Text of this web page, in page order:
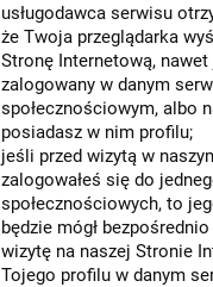
usługodawca serwisu
że Twoja przeglądarka
Stronę Internetową,
zalogowany w danym
społecznościowym, albo
posiadasz w nim profilu;
jeśli przed wizytą w
zalogowałeś się do
społecznościowych, to
będzie mógł
wizytę na naszej Stronie
Tojego profilu w danym